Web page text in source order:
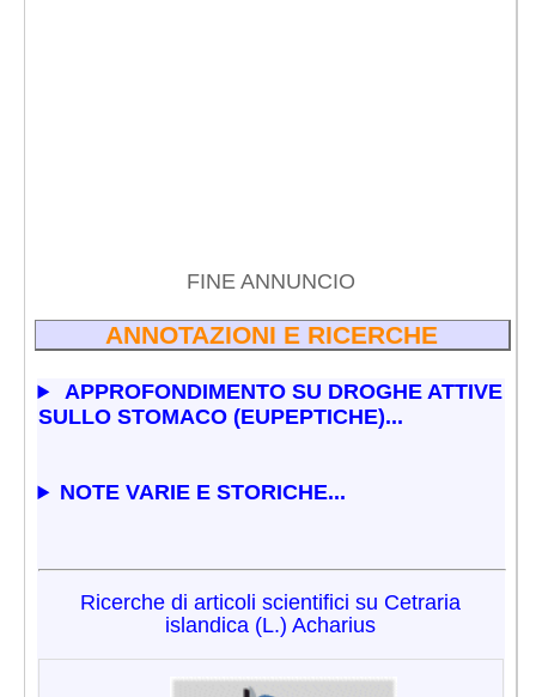
FINE ANNUNCIO
ANNOTAZIONI E RICERCHE
APPROFONDIMENTO SU DROGHE ATTIVE
SULLO STOMACO (EUPEPTICHE)...
NOTE VARIE E STORICHE...
Ricerche di articoli scientifici su Cetraria
islandica (L.) Acharius